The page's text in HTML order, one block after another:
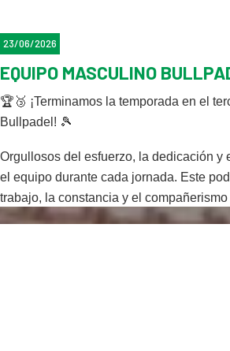
con un gran ambiente deportivo y
Feliz verano, y nos vemos en
23/06/2026
EQUIPO MASCULINO
🏆🥉 ¡Terminamos la temporada en el
Bullpadel! 🎾
Orgullosos del esfuerzo, la dedicación y
el equipo durante cada jornada. Este
trabajo, la constancia y el
dentro y fuera de la pista.